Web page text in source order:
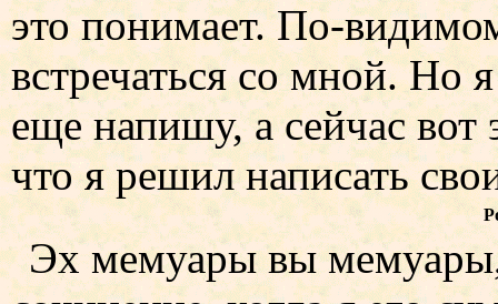
это понимает. По-
встречаться со мной. Но
еще напишу, а сейчас вот
что я решил написать
Эх мемуары вы